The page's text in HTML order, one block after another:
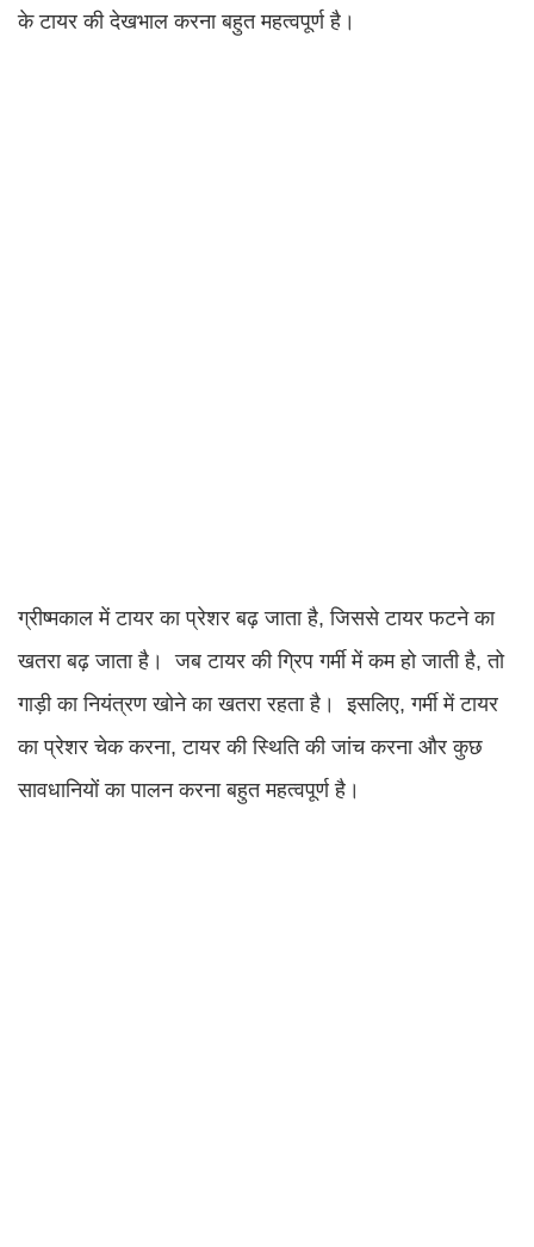
के टायर की देखभाल करना बहुत महत्वपूर्ण है।
ग्रीष्मकाल में टायर का प्रेशर बढ़ जाता है, जिससे टायर फटने का
खतरा बढ़ जाता है। जब टायर की ग्रिप गर्मी में कम हो जाती है, तो
गाड़ी का नियंत्रण खोने का खतरा रहता है। इसलिए, गर्मी में टायर
का प्रेशर चेक करना, टायर की स्थिति की जांच करना और कुछ
सावधानियों का पालन करना बहुत महत्वपूर्ण है।